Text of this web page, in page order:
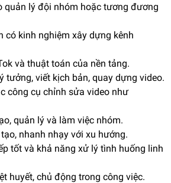
quản lý đội nhóm hoặc tương đương
có kinh nghiệm xây dựng kênh
và thuật toán của nền tảng.
tưởng, viết kịch bản, quay dựng video.
công cụ chỉnh sửa video như
quản lý và làm việc nhóm.
nhanh nhạy với xu hướng.
tốt và khả năng xử lý tình huống linh
huyết, chủ động trong công việc.